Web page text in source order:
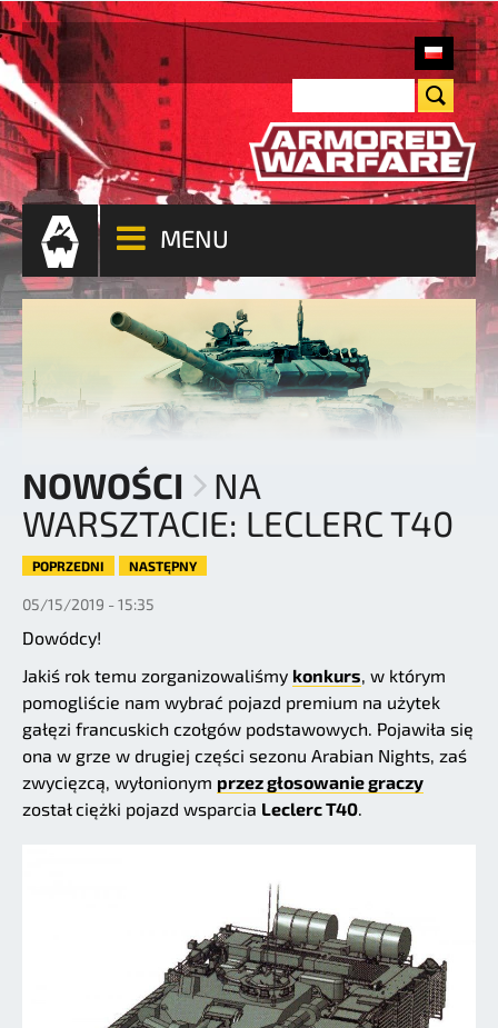
MENU
NOWOŚCI
NA
WARSZTACIE: LECLERC T40
POPRZEDNI NASTĘPNY
05/15/2019 - 15:35
Dowódcy!
Jakiś rok temu zorganizowaliśmy konkurs, w którym
pomogliście nam wybrać pojazd premium na użytek
gałęzi francuskich czołgów podstawowych. Pojawiła się
ona w grze w drugiej części sezonu Arabian Nights, zaś
zwycięzcą, wyłonionym przez głosowanie graczy
został ciężki pojazd wsparcia Leclerc T40.